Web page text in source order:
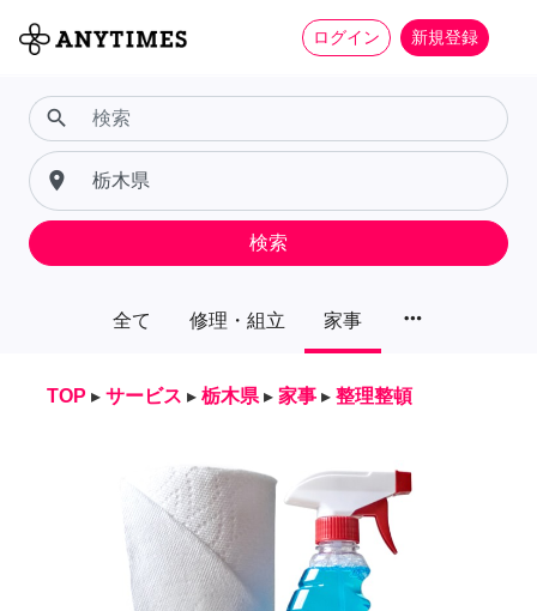
ログイン 新規登録
全て 修理・組立 家事 more_horiz
search
place
検索
TOP ▸ サービス ▸ 栃木県 ▸ 家事 ▸ 整理整頓